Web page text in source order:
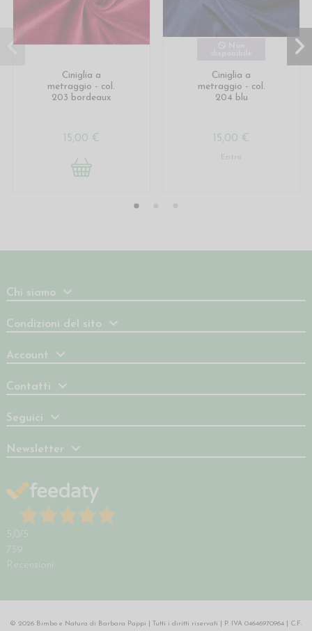
Ciniglia a
metraggio - col.
203 bordeaux
15,00 €
Ciniglia a
metraggio - col.
204 blu
15,00 €
Entra
Chi siamo
Condizioni del sito
Account
Contatti
Seguici
Newsletter
5,0 /5
739
Recensioni
© 2026 Bimbo e Natura di Barbara Pappi | Tutti i diritti riservati | P. IVA 04646970964 | C.F.